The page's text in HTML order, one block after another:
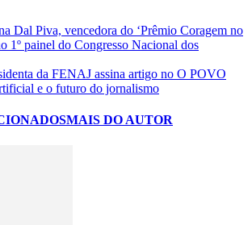
Dal Piva, vencedora do ‘Prêmio Coragem no
1º painel do Congresso Nacional dos
da FENAJ assina artigo no O POVO
e o futuro do jornalismo
MAIS DO AUTOR